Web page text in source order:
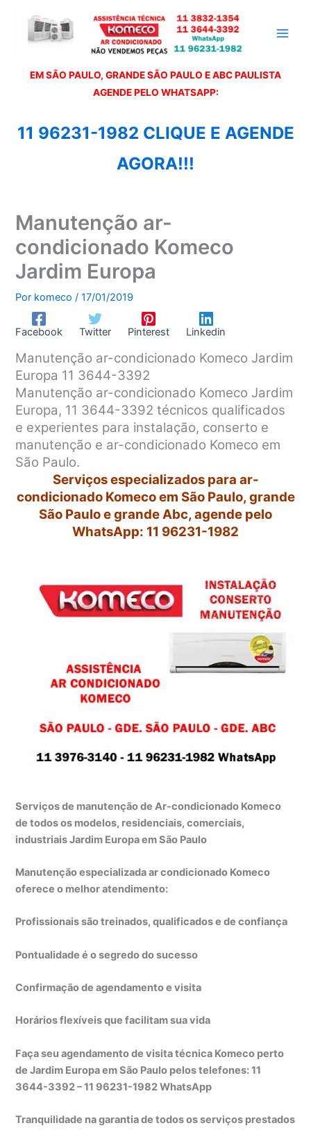
EM SÃO PAULO, GRANDE SÃO PAULO E ABC PAULISTA
AGENDE PELO WHATSAPP:
11 96231-1982 CLIQUE E AGENDE
AGORA!!!
Manutenção ar-
condicionado Komeco
Jardim Europa
Por komeco/17/01/2019
Facebook Twitter Pinterest Linkedin
Manutenção ar-condicionado Komeco Jardim
Europa 11 3644-3392
Manutenção ar-condicionado Komeco Jardim
Europa, 11 3644-3392 técnicos qualificados
e experientes para instalação, conserto e
manutenção e ar-condicionado Komeco em
São Paulo.
Serviços especializados para ar-
condicionado Komeco em São Paulo, grande
São Paulo e grande Abc, agende pelo
WhatsApp: 11 96231-1982
Serviços de manutenção de Ar-condicionado Komeco
de todos os modelos, residenciais, comerciais,
industriais Jardim Europa em São Paulo
Manutenção especializada ar condicionado Komeco
oferece o melhor atendimento:
Profissionais são treinados, qualificados e de confiança
Pontualidade é o segredo do sucesso
Confirmação de agendamento e visita
Horários flexíveis que facilitam sua vida
Faça seu agendamento de visita técnica Komeco perto
de Jardim Europa em São Paulo pelos telefones: 11
3644-3392 – 11 96231-1982 WhatsApp
Tranquilidade na garantia de todos os serviços prestados